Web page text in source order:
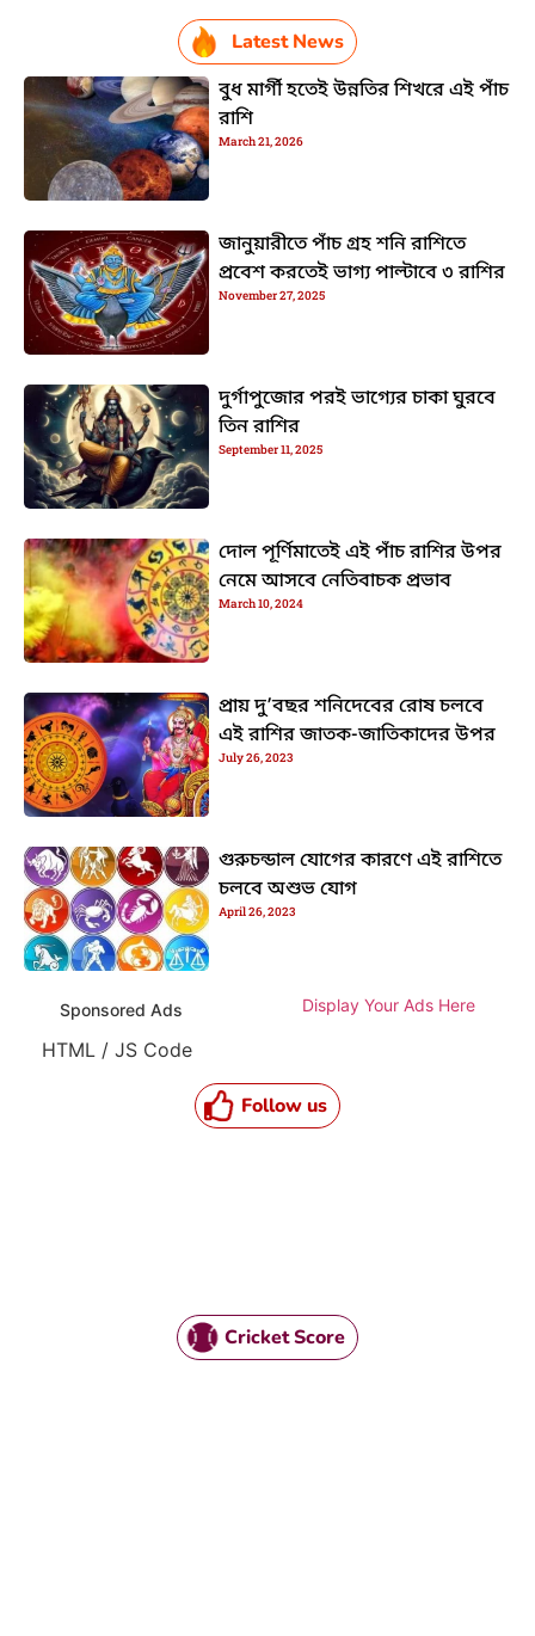
Latest News
বুধ মার্গী হতেই উন্নতির শিখরে এই পাঁচ
রাশি
March 21, 2026
জানুয়ারীতে পাঁচ গ্রহ শনি রাশিতে
প্রবেশ করতেই ভাগ্য পাল্টাবে ৩ রাশির
November 27, 2025
দুর্গাপুজোর পরই ভাগ্যের চাকা ঘুরবে
তিন রাশির
September 11, 2025
দোল পূর্ণিমাতেই এই পাঁচ রাশির উপর
নেমে আসবে নেতিবাচক প্রভাব
March 10, 2024
প্রায় দু’বছর শনিদেবের রোষ চলবে
এই রাশির জাতক-জাতিকাদের উপর
July 26, 2023
গুরুচন্ডাল যোগের কারণে এই রাশিতে
চলবে অশুভ যোগ
April 26, 2023
Sponsored Ads Display Your Ads Here
HTML / JS Code
Follow us
Cricket Score